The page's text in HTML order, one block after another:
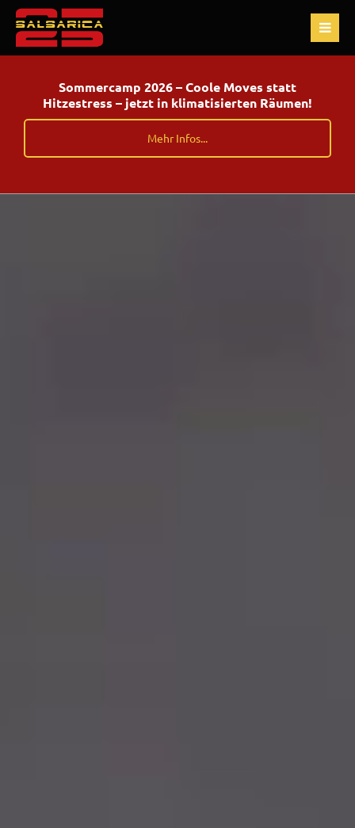
Sommercamp 2026 – Coole Moves statt
Hitzestress – jetzt in klimatisierten Räumen!
Mehr Infos...